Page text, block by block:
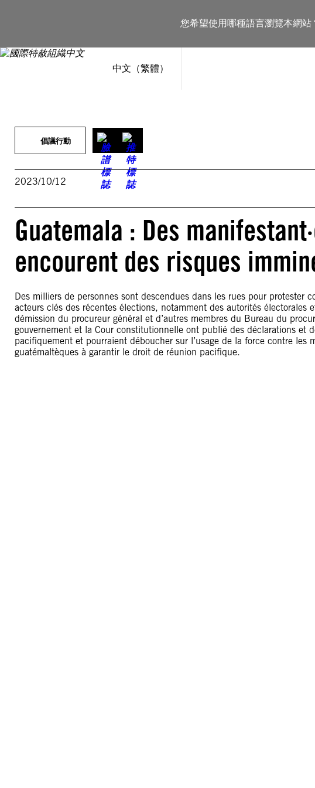
您希望使用哪種語言瀏覽本網站
中文（繁體）
內
倡議行動
2023/10/12
Guatemala : Des
encourent des risques
Des milliers de personnes sont descendues dans les rues pour protester
acteurs clés des récentes élections, notamment des autorités
démission du procureur général et d’autres membres du Bureau du
gouvernement et la Cour constitutionnelle ont publié des déclarations et
pacifiquement et pourraient déboucher sur l’usage de la force contre les
guatémaltèques à garantir le droit de réunion pacifique.